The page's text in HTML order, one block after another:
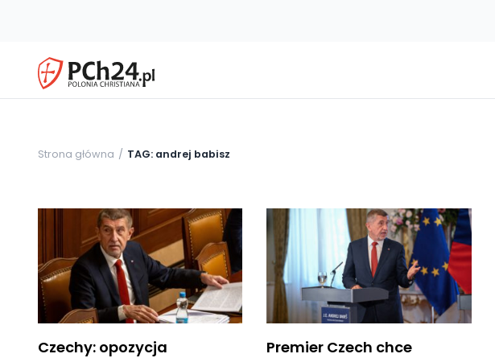
Strona główna TAG: andrej babisz
Czechy: opozycja
Premier Czech chce